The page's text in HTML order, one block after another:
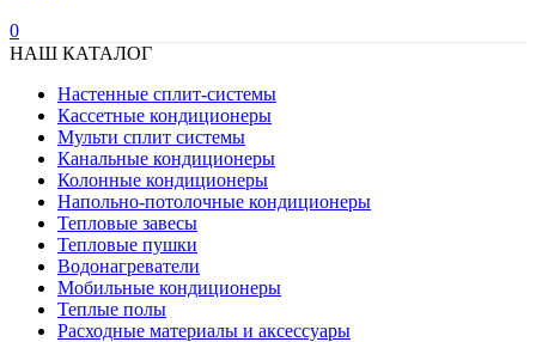
0
НАШ КАТАЛОГ
Настенные сплит-системы
Кассетные кондиционеры
Мульти сплит системы
Канальные кондиционеры
Колонные кондиционеры
Напольно-потолочные кондиционеры
Тепловые завесы
Тепловые пушки
Водонагреватели
Мобильные кондиционеры
Теплые полы
Расходные материалы и аксессуары